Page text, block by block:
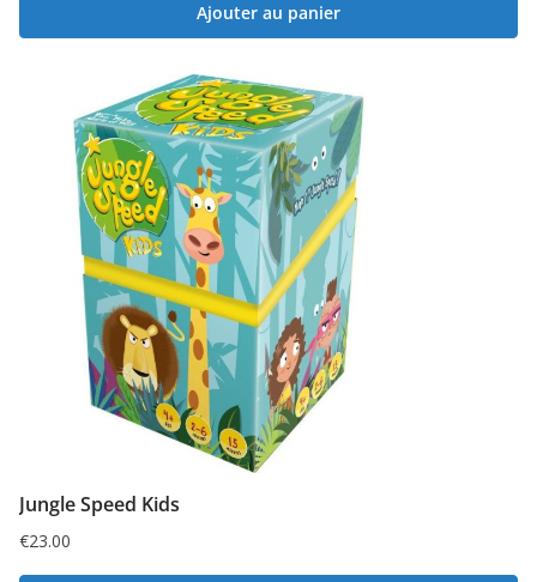
Ajouter au panier
Jungle Speed Kids
€23.00